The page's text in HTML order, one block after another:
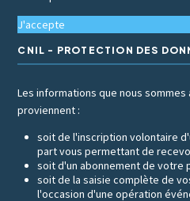
J'accepte
CNIL - PROTECTION DES
Les informations que nous
proviennent :
soit de l'inscription volontaire
part vous permettant de
soit d'un abonnement de votre
soit de la saisie complète de
l'occasion d'une opération